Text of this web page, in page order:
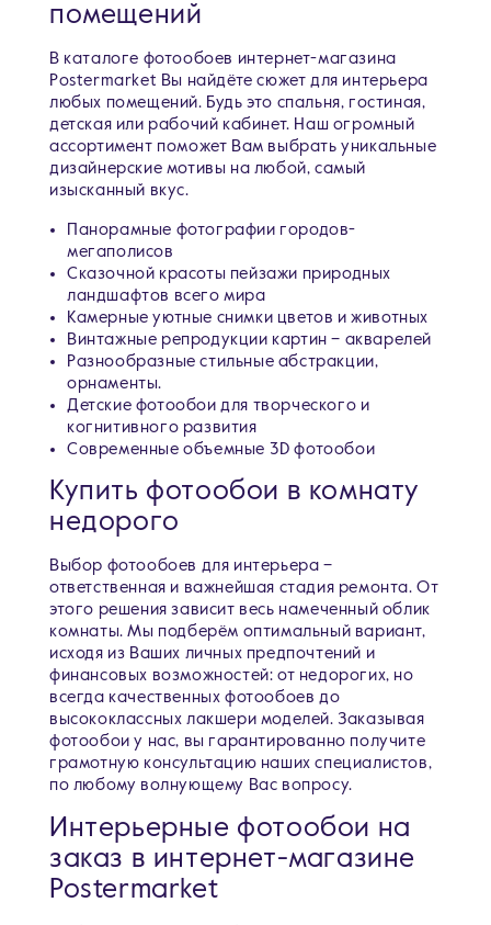
помещений
В каталоге фотообоев интернет-магазина
Postermarket Вы найдёте сюжет для интерьера
любых помещений. Будь это спальня, гостиная,
детская или рабочий кабинет. Наш огромный
ассортимент поможет Вам выбрать уникальные
дизайнерские мотивы на любой, самый
изысканный вкус.
Панорамные фотографии городов-
мегаполисов
Сказочной красоты пейзажи природных
ландшафтов всего мира
Камерные уютные снимки цветов и животных
Винтажные репродукции картин – акварелей
Разнообразные стильные абстракции,
орнаменты.
Детские фотообои для творческого и
когнитивного развития
Современные объемные 3D фотообои
Купить фотообои в комнату
недорого
Выбор фотообоев для интерьера –
ответственная и важнейшая стадия ремонта. От
этого решения зависит весь намеченный облик
комнаты. Мы подберём оптимальный вариант,
исходя из Ваших личных предпочтений и
финансовых возможностей: от недорогих, но
всегда качественных фотообоев до
высококлассных лакшери моделей. Заказывая
фотообои у нас, вы гарантированно получите
грамотную консультацию наших специалистов,
по любому волнующему Вас вопросу.
Интерьерные фотообои на
заказ в интернет-магазине
Postermarket